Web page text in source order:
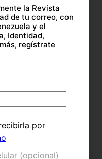
incluso en Los Juegos
venezolanos.
Venezuela?
que apostar a la gran
que es una
Díaz en karate, y
Dhers en ciclismo
ser una sorpresa en
tiene méritos para
la Revista
de tu correo, con
y el
Identidad,
regístrate
por